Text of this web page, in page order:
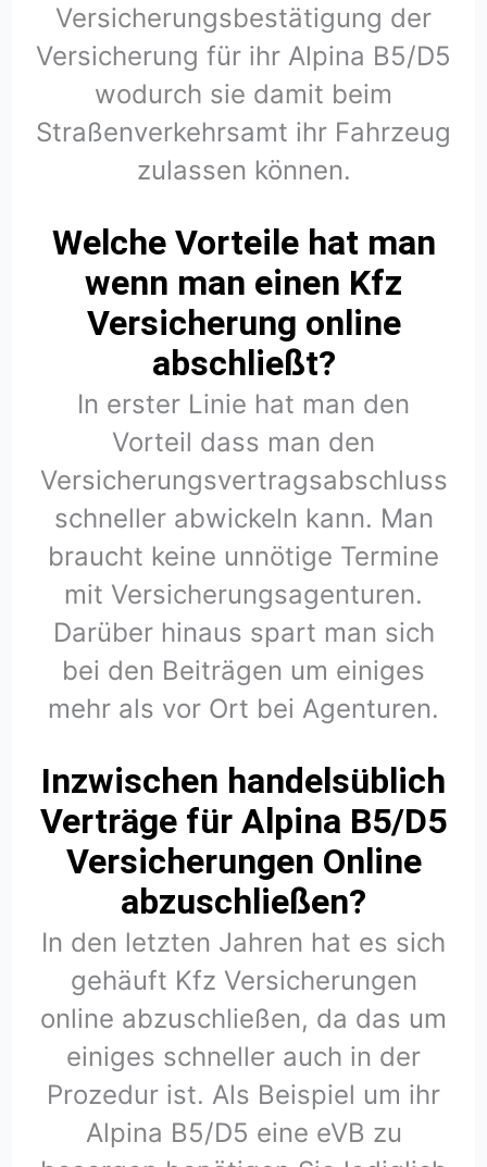
Versicherungsbestätigung der
Versicherung für ihr Alpina B5/D5
wodurch sie damit beim
Straßenverkehrsamt ihr Fahrzeug
zulassen können.
Welche Vorteile hat man
wenn man einen Kfz
Versicherung online
abschließt?
In erster Linie hat man den
Vorteil dass man den
Versicherungsvertragsabschluss
schneller abwickeln kann. Man
braucht keine unnötige Termine
mit Versicherungsagenturen.
Darüber hinaus spart man sich
bei den Beiträgen um einiges
mehr als vor Ort bei Agenturen.
Inzwischen handelsüblich
Verträge für Alpina B5/D5
Versicherungen Online
abzuschließen?
In den letzten Jahren hat es sich
gehäuft Kfz Versicherungen
online abzuschließen, da das um
einiges schneller auch in der
Prozedur ist. Als Beispiel um ihr
Alpina B5/D5 eine eVB zu